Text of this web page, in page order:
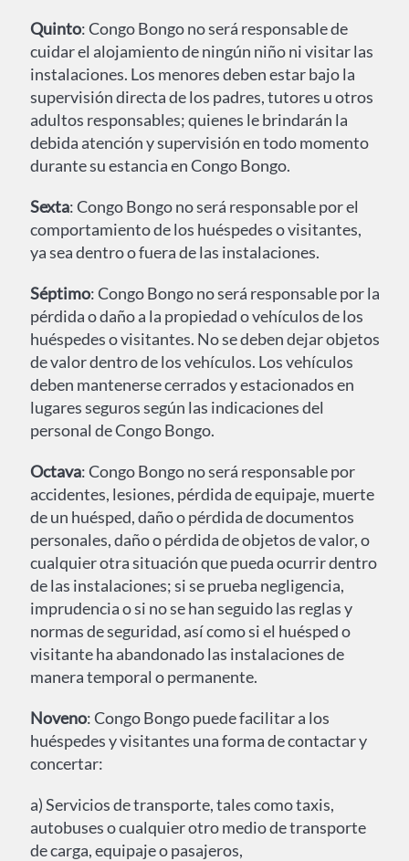
Quinto: Congo Bongo no será responsable de
cuidar el alojamiento de ningún niño ni visitar las
instalaciones. Los menores deben estar bajo la
supervisión directa de los padres, tutores u otros
adultos responsables; quienes le brindarán la
debida atención y supervisión en todo momento
durante su estancia en Congo Bongo.
Sexta: Congo Bongo no será responsable por el
comportamiento de los huéspedes o visitantes,
ya sea dentro o fuera de las instalaciones.
Séptimo: Congo Bongo no será responsable por la
pérdida o daño a la propiedad o vehículos de los
huéspedes o visitantes. No se deben dejar objetos
de valor dentro de los vehículos. Los vehículos
deben mantenerse cerrados y estacionados en
lugares seguros según las indicaciones del
personal de Congo Bongo.
Octava: Congo Bongo no será responsable por
accidentes, lesiones, pérdida de equipaje, muerte
de un huésped, daño o pérdida de documentos
personales, daño o pérdida de objetos de valor, o
cualquier otra situación que pueda ocurrir dentro
de las instalaciones; si se prueba negligencia,
imprudencia o si no se han seguido las reglas y
normas de seguridad, así como si el huésped o
visitante ha abandonado las instalaciones de
manera temporal o permanente.
Noveno: Congo Bongo puede facilitar a los
huéspedes y visitantes una forma de contactar y
concertar:
a) Servicios de transporte, tales como taxis,
autobuses o cualquier otro medio de transporte
de carga, equipaje o pasajeros,